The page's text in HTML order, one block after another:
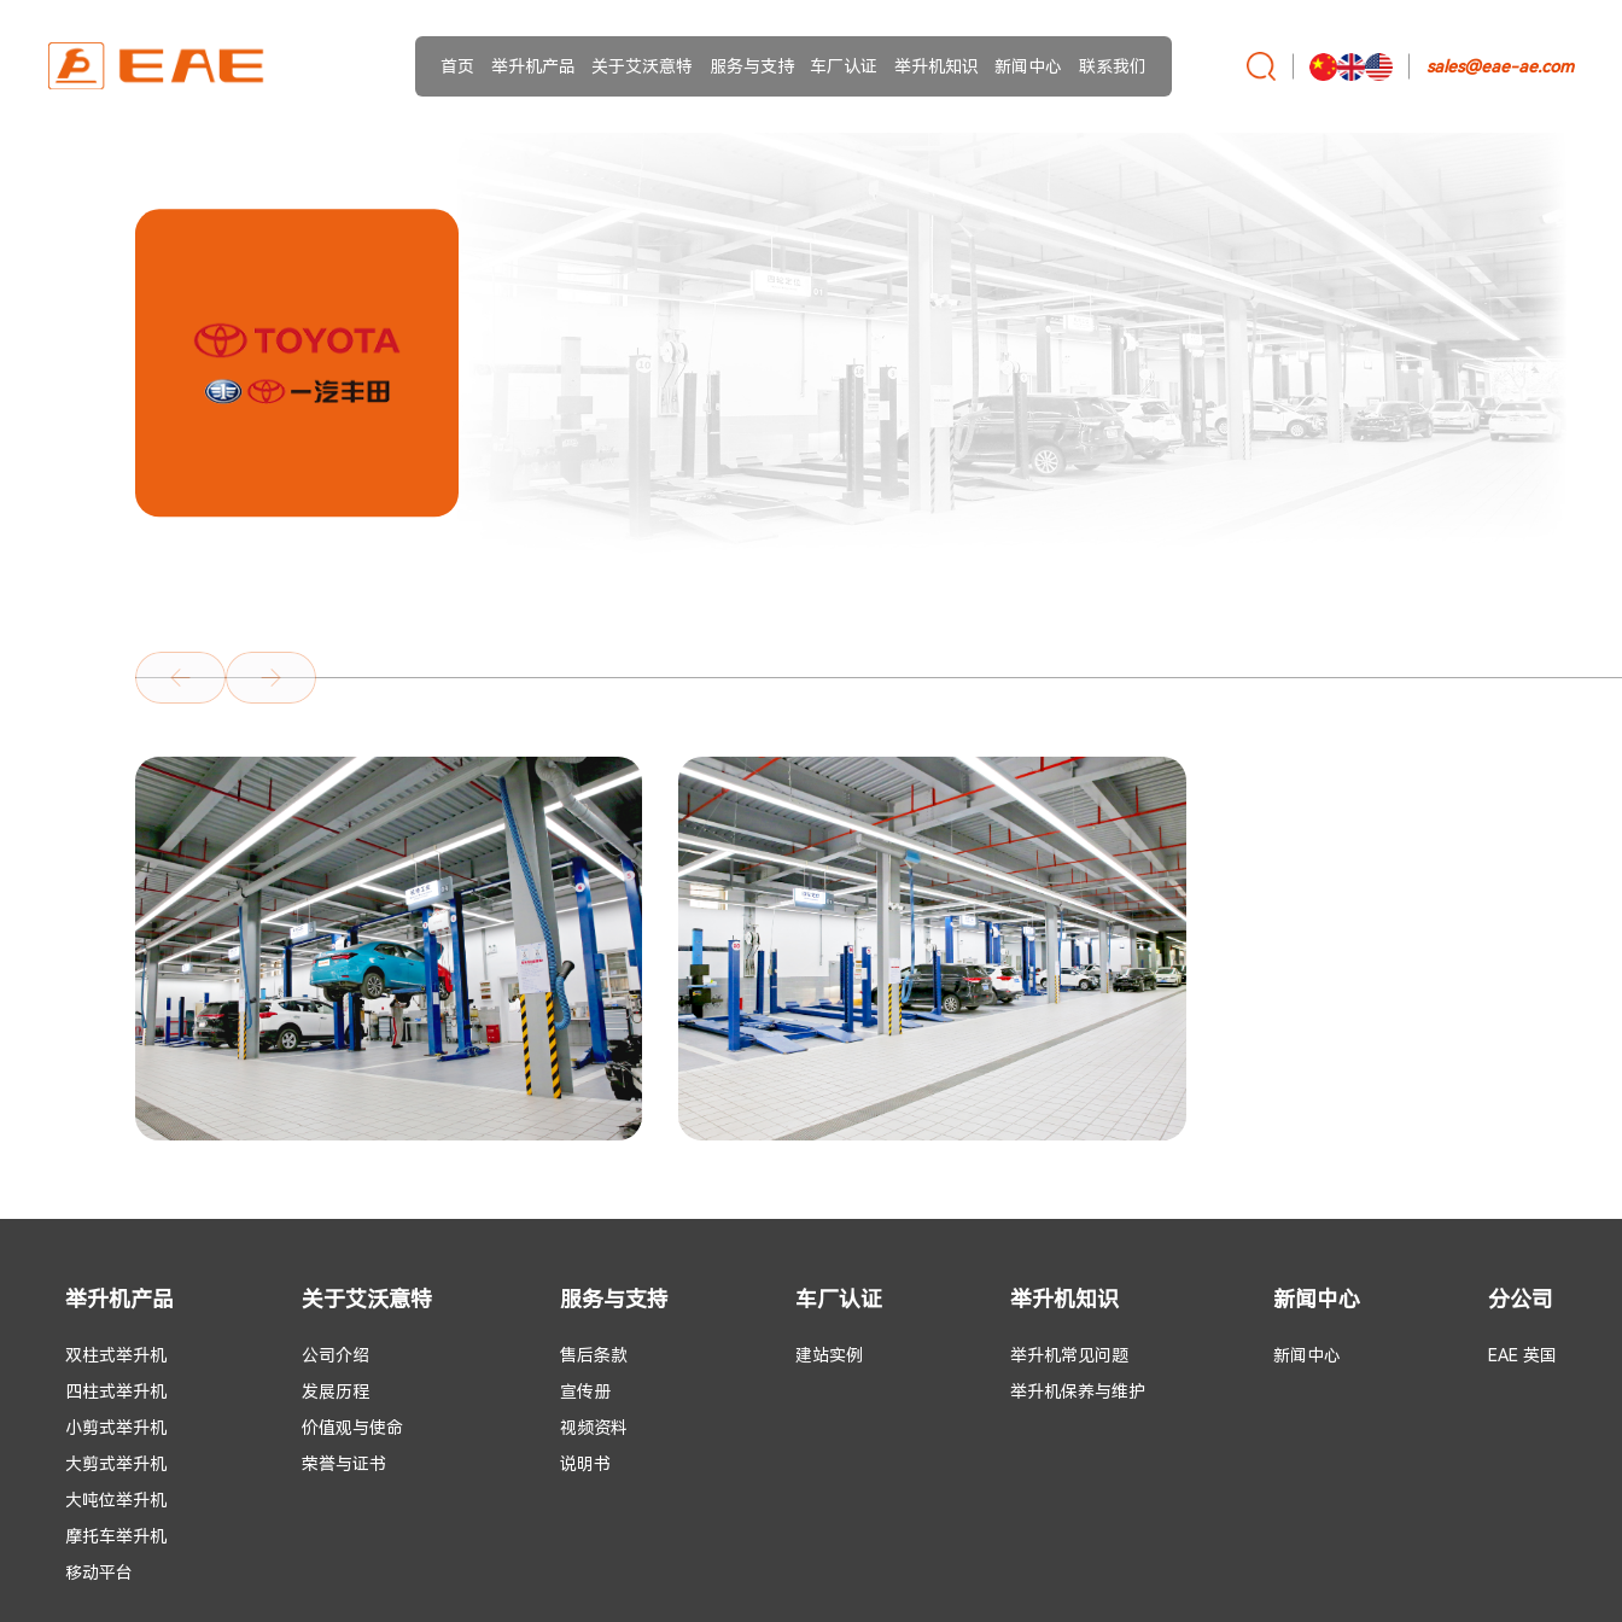
首页 举升机产品 关于艾沃意特 服务与支持 车厂认证 举升机知识 新闻中心 联系我们 sales@eae-ae.com
举升机产品
双柱式举升机
四柱式举升机
小剪式举升机
大剪式举升机
大吨位举升机
摩托车举升机
移动平台
关于艾沃意特
公司介绍
发展历程
价值观与使命
荣誉与证书
服务与支持
售后条款
宣传册
视频资料
说明书
车厂认证
建站实例
举升机知识
举升机常见问题
举升机保养与维护
新闻中心
新闻中心
分公司
EAE 英国